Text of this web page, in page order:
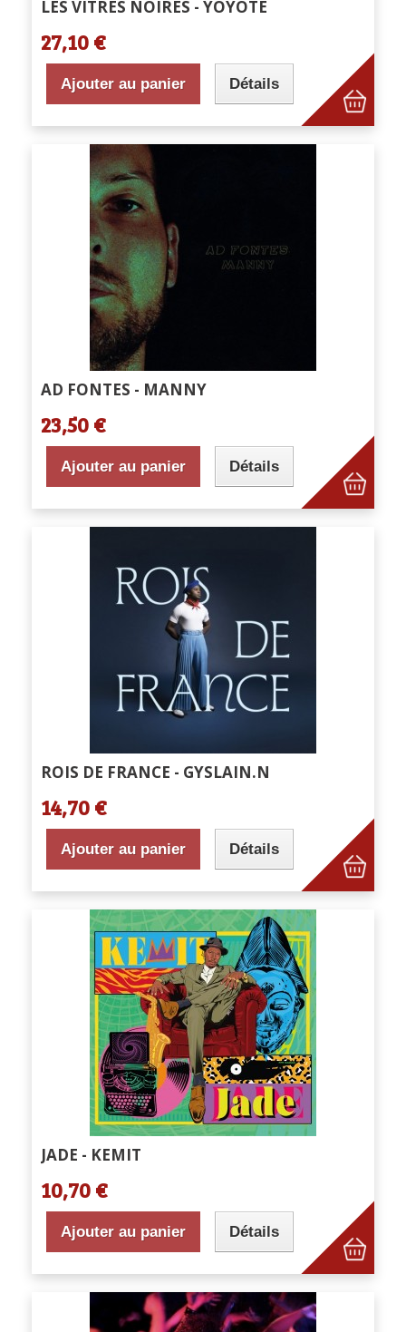
LES VITRES NOIRES - YOYOTÉ
27,10 €
Ajouter au panier Détails
AD FONTES - MANNY
23,50 €
Ajouter au panier Détails
ROIS DE FRANCE - GYSLAIN.N
14,70 €
Ajouter au panier Détails
JADE - KEMIT
10,70 €
Ajouter au panier Détails